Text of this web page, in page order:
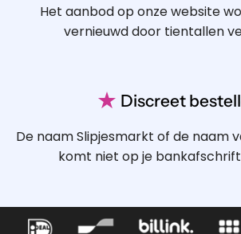
Het aanbod op onze website
vernieuwd door tientallen
★ Discreet
De naam Slipjesmarkt of de naam
komt niet op je